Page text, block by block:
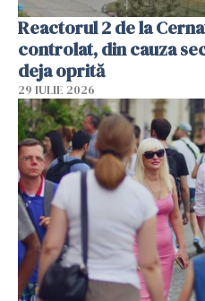
Reactorul 2 de la
controlat, din cauza
deja oprită
29 IULIE 2026